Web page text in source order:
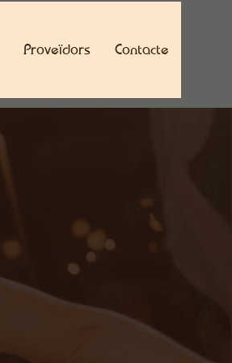
Proveïdors Contacte